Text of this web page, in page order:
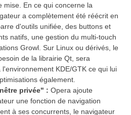
mise. En ce qui concerne la
a complètement été réécrit en
d'outils unifiée, des buttons et
natifs, une gestion du multi-touch
Growl. Sur Linux ou dérivés, le
de la librairie Qt, sera
KDE/GTK ce qui lui
également.
privée" : Opera ajoute
une fonction de navigation
à ses concurrents, le navigateur